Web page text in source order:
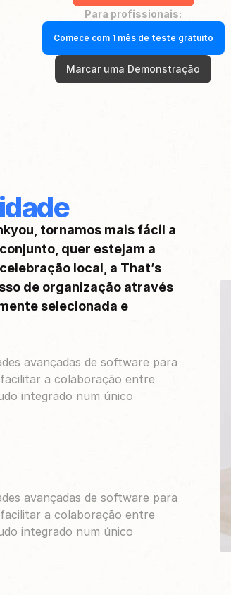
Para profissionais:
Comece com 1 mês de teste gratuito
Marcar uma Demonstração
tornamos mais fácil a
quer estejam a
local, a That’s
de organização através
selecionada e
avançadas de software para
a colaboração entre
integrado num único
avançadas de software para
a colaboração entre
integrado num único